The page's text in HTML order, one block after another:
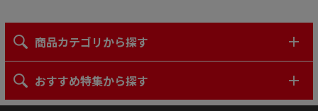
商品カテゴリから探す
おすすめ特集から探す